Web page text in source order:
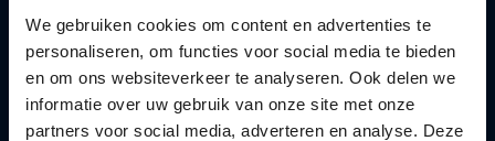
We gebruiken cookies om content en advertenties te
personaliseren, om functies voor social media te bieden
en om ons websiteverkeer te analyseren. Ook delen we
informatie over uw gebruik van onze site met onze
partners voor social media, adverteren en analyse. Deze
ZOEKEN